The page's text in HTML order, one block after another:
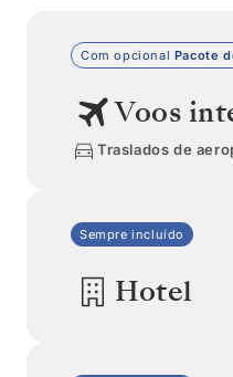
Com opcional Pacote
Voos
Traslados de
Sempre incluído
Hotel